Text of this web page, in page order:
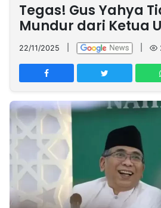
Nasional
International
Olahraga
Entertainment
Daerah
Pariwisata
Kuliner
Kolom
Network
PT
TREETAN
MULTIMEDIA
INDONESIA
Partner
Insight
NTB
Suara
Time
Lens
IDN
Daily
Jogja
Jalan
Rakyat
Idealita
News
Kita
Notice
Dinamikapost.com
Radar
Baru
Seedbacklink
Tegas! Gus Yahya
Mundur dari Ketua
22/11/2025